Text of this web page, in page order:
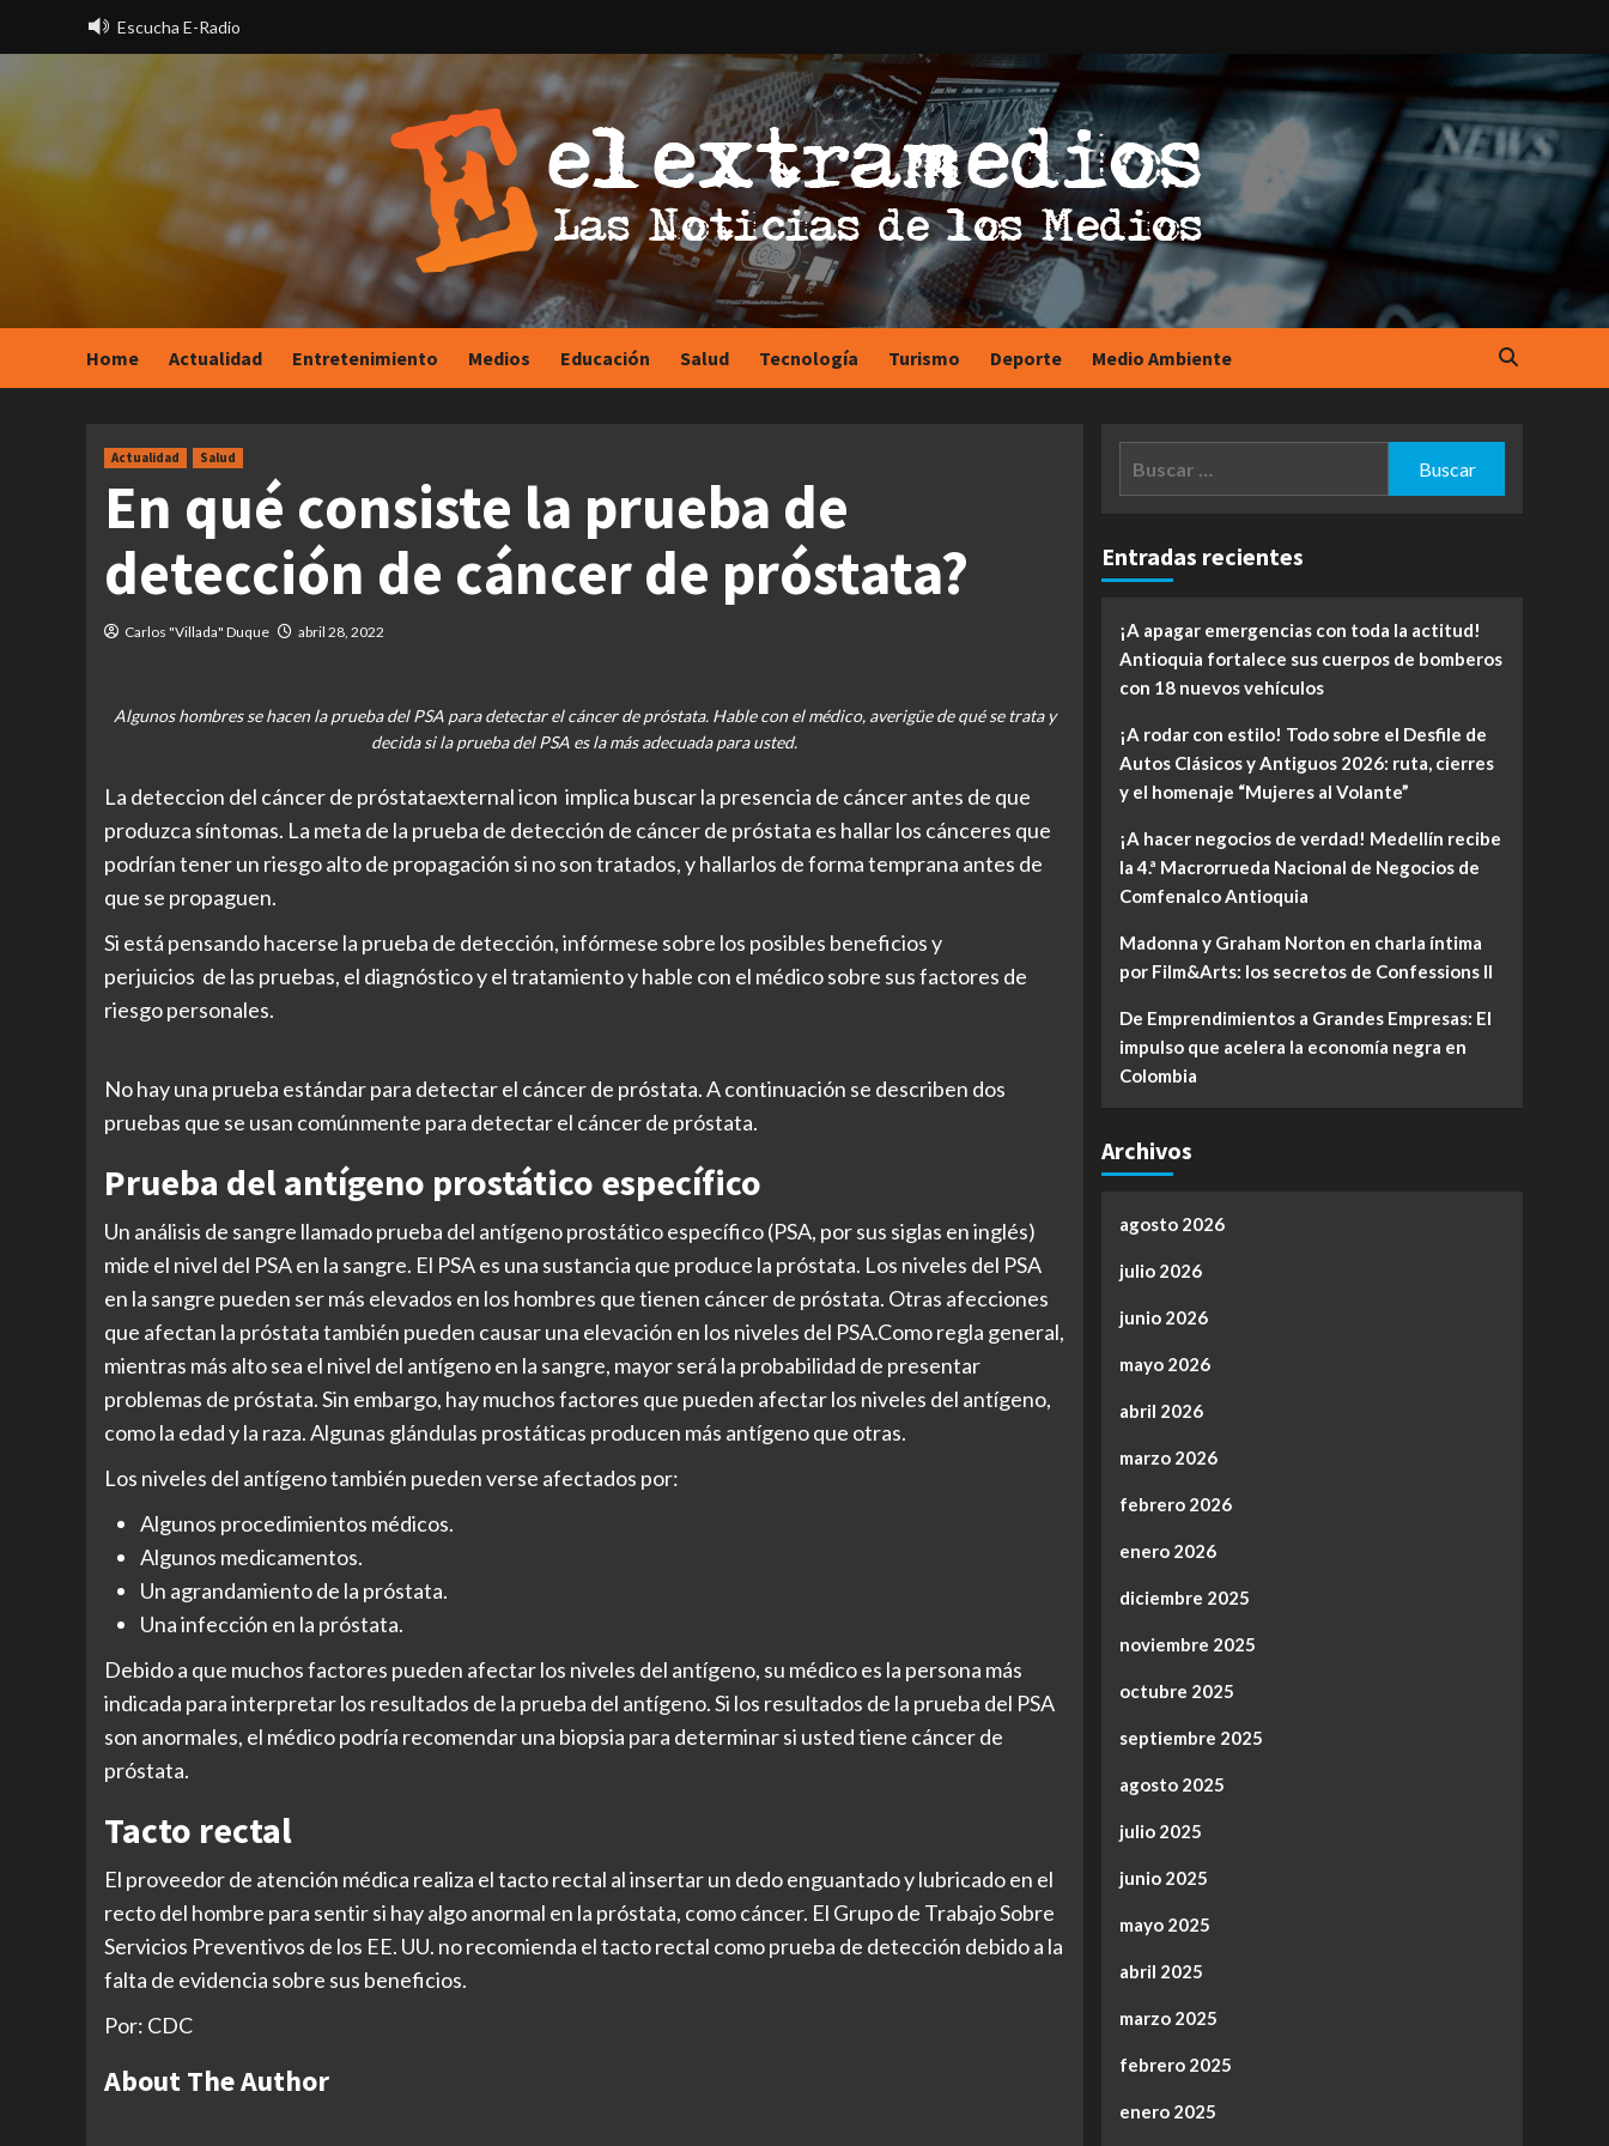
Escucha E-Radio
Home Actualidad Entretenimiento Medios Educación Salud Tecnología Turismo Deporte Medio Ambiente
Actualidad Salud
En qué consiste la prueba de
detección de cáncer de próstata?
Carlos "Villada" Duque abril 28, 2022
Algunos hombres se hacen la prueba del PSA para detectar el cáncer de próstata. Hable con el médico, averigüe de qué se trata y
decida si la prueba del PSA es la más adecuada para usted.
La deteccion del cáncer de próstataexternal icon implica buscar la presencia de cáncer antes de que
produzca síntomas. La meta de la prueba de detección de cáncer de próstata es hallar los cánceres que
podrían tener un riesgo alto de propagación si no son tratados, y hallarlos de forma temprana antes de
que se propaguen.
Si está pensando hacerse la prueba de detección, infórmese sobre los posibles beneficios y
perjuicios de las pruebas, el diagnóstico y el tratamiento y hable con el médico sobre sus factores de
riesgo personales.
No hay una prueba estándar para detectar el cáncer de próstata. A continuación se describen dos
pruebas que se usan comúnmente para detectar el cáncer de próstata.
Prueba del antígeno prostático específico
Un análisis de sangre llamado prueba del antígeno prostático específico (PSA, por sus siglas en inglés)
mide el nivel del PSA en la sangre. El PSA es una sustancia que produce la próstata. Los niveles del PSA
en la sangre pueden ser más elevados en los hombres que tienen cáncer de próstata. Otras afecciones
que afectan la próstata también pueden causar una elevación en los niveles del PSA.Como regla general,
mientras más alto sea el nivel del antígeno en la sangre, mayor será la probabilidad de presentar
problemas de próstata. Sin embargo, hay muchos factores que pueden afectar los niveles del antígeno,
como la edad y la raza. Algunas glándulas prostáticas producen más antígeno que otras.
Los niveles del antígeno también pueden verse afectados por:
Algunos procedimientos médicos.
Algunos medicamentos.
Un agrandamiento de la próstata.
Una infección en la próstata.
Debido a que muchos factores pueden afectar los niveles del antígeno, su médico es la persona más
indicada para interpretar los resultados de la prueba del antígeno. Si los resultados de la prueba del PSA
son anormales, el médico podría recomendar una biopsia para determinar si usted tiene cáncer de
próstata.
Tacto rectal
El proveedor de atención médica realiza el tacto rectal al insertar un dedo enguantado y lubricado en el
recto del hombre para sentir si hay algo anormal en la próstata, como cáncer. El Grupo de Trabajo Sobre
Servicios Preventivos de los EE. UU. no recomienda el tacto rectal como prueba de detección debido a la
falta de evidencia sobre sus beneficios.
Por: CDC
About The Author
Entradas recientes
¡A apagar emergencias con toda la actitud!
Antioquia fortalece sus cuerpos de bomberos
con 18 nuevos vehículos
¡A rodar con estilo! Todo sobre el Desfile de
Autos Clásicos y Antiguos 2026: ruta, cierres
y el homenaje “Mujeres al Volante”
¡A hacer negocios de verdad! Medellín recibe
la 4.ª Macrorrueda Nacional de Negocios de
Comfenalco Antioquia
Madonna y Graham Norton en charla íntima
por Film&Arts: los secretos de Confessions II
De Emprendimientos a Grandes Empresas: El
impulso que acelera la economía negra en
Colombia
Archivos
agosto 2026
julio 2026
junio 2026
mayo 2026
abril 2026
marzo 2026
febrero 2026
enero 2026
diciembre 2025
noviembre 2025
octubre 2025
septiembre 2025
agosto 2025
julio 2025
junio 2025
mayo 2025
abril 2025
marzo 2025
febrero 2025
enero 2025